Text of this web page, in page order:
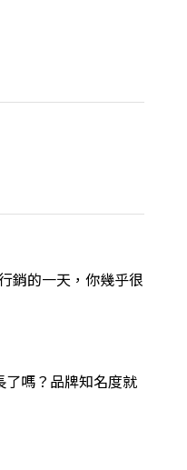
銷的一天，你幾乎很
嗎？品牌知名度就